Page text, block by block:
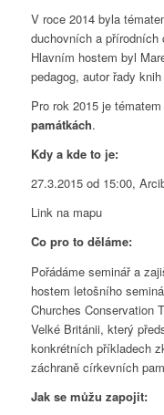
V roce 2014 byla
duchovních a
Hlavním hostem byl
pedagog, autor řady
Pro rok 2015 je tématem
památkách.
Kdy a kde to je:
27.3.2015 od 15:00,
Link na mapu
Co pro to děláme:
Pořádáme seminář a
hostem letošního
Churches Conservation
Velké Británii, který
konkrétních příkladech
záchraně církevních
Jak se můžu zapojit: